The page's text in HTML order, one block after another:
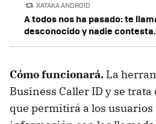
XATAKA ANDROID
A todos nos ha pasado: te
desconocido y nadie
Cómo funcionará. La
Business Caller ID y se
que permitirá a los